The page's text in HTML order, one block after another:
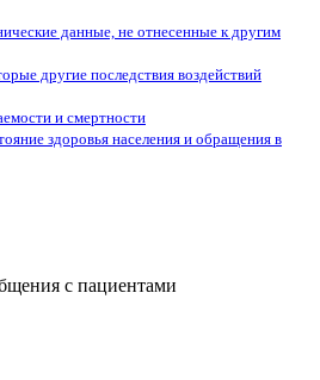
данные, не отнесенные к другим
другие последствия воздействий
и смертности
здоровья населения и обращения в
с пациентами